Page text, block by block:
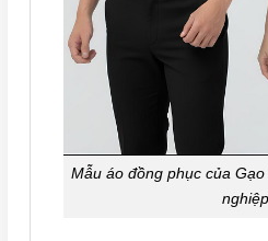
Mẫu áo đồng phục của
nghiệp